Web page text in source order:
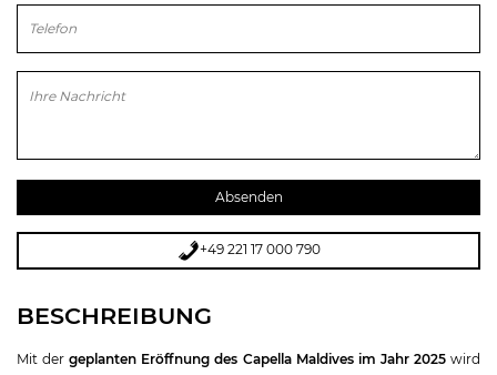
Bitte lasse dieses Feld leer.
+49 221 17 000 790
BESCHREIBUNG
Mit dergeplanten Eröffnung des Capella Maldives im Jahr 2025wird